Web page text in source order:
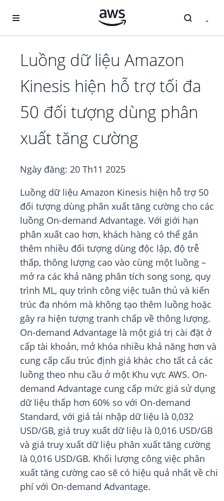
Luồng dữ liệu Amazon
Kinesis hiện hỗ trợ tối đa
50 đối tượng dùng phân
xuất tăng cường
Ngày đăng: 20 Th11 2025
Luồng dữ liệu Amazon Kinesis hiện hỗ trợ 50
đối tượng dùng phân xuất tăng cường cho các
luồng On-demand Advantage. Với giới hạn
phân xuất cao hơn, khách hàng có thể gắn
thêm nhiều đối tượng dùng độc lập, độ trễ
thấp, thông lượng cao vào cùng một luồng –
mở ra các khả năng phân tích song song, quy
trình ML, quy trình công việc tuân thủ và kiến
trúc đa nhóm mà không tạo thêm luồng hoặc
gây ra hiện tượng tranh chấp về thông lượng.
On-demand Advantage là một giá trị cài đặt ở
cấp tài khoản, mở khóa nhiều khả năng hơn và
cung cấp cấu trúc định giá khác cho tất cả các
luồng theo nhu cầu ở một Khu vực AWS. On-
demand Advantage cung cấp mức giá sử dụng
dữ liệu thấp hơn 60% so với On-demand
Standard, với giá tải nhập dữ liệu là 0,032
USD/GB, giá truy xuất dữ liệu là 0,016 USD/GB
và giá truy xuất dữ liệu phân xuất tăng cường
là 0,016 USD/GB. Khối lượng công việc phân
xuất tăng cường cao sẽ có hiệu quả nhất về chi
phí với On-demand Advantage.